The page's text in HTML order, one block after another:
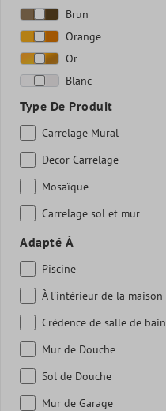
Brun
Orange
Or
Blanc
Type De Produit
Carrelage Mural
Decor Carrelage
Mosaïque
Carrelage sol et mur
Adapté À
Piscine
À l'intérieur de la maison
Crédence de salle de bain
Mur de Douche
Sol de Douche
Mur de Garage